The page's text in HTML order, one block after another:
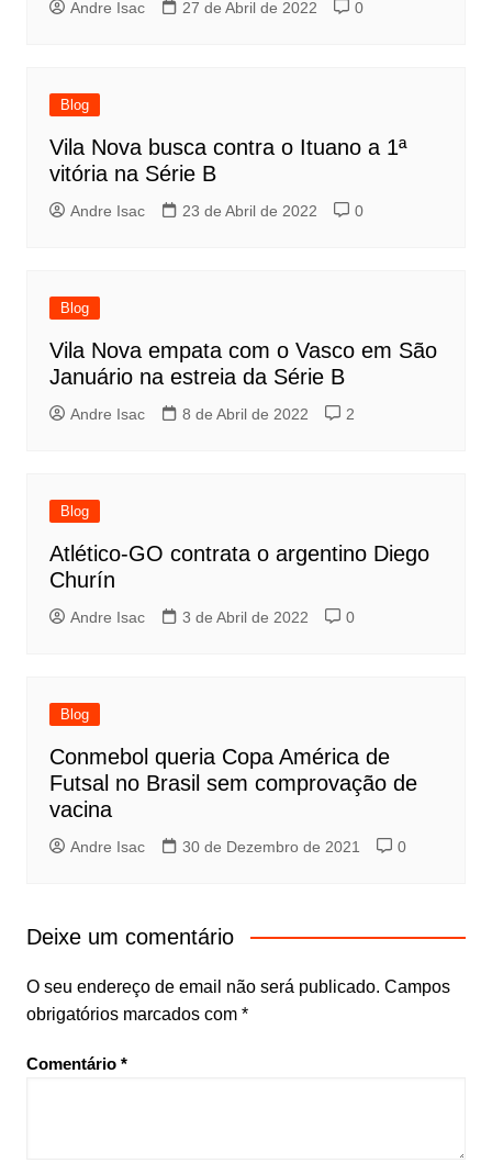
Andre Isac 27 de Abril de 2022 0
Blog
Vila Nova busca contra o Ituano a 1ª
vitória na Série B
Andre Isac 23 de Abril de 2022 0
Blog
Vila Nova empata com o Vasco em São
Januário na estreia da Série B
Andre Isac 8 de Abril de 2022 2
Blog
Atlético-GO contrata o argentino Diego
Churín
Andre Isac 3 de Abril de 2022 0
Blog
Conmebol queria Copa América de
Futsal no Brasil sem comprovação de
vacina
Andre Isac 30 de Dezembro de 2021 0
Deixe um comentário
O seu endereço de email não será publicado. Campos
obrigatórios marcados com *
Comentário *